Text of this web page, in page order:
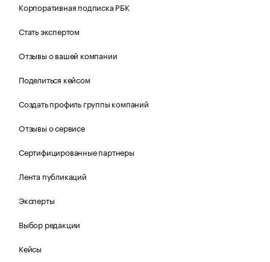
Корпоративная подписка РБК
Стать экспертом
Отзывы о вашей компании
Поделиться кейсом
Создать профиль группы компаний
Отзывы о сервисе
Сертифицированные партнеры
Лента публикаций
Эксперты
Выбор редакции
Кейсы